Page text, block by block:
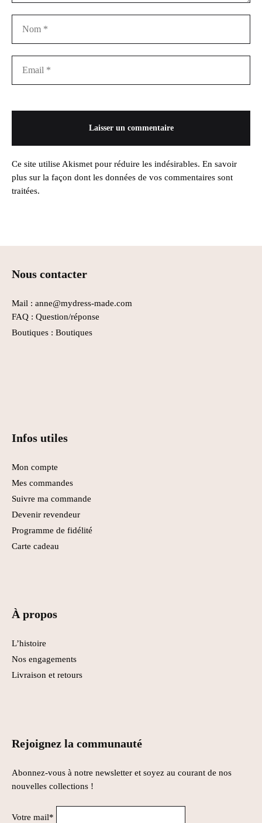
Ce site utilise Akismet pour réduire les indésirables. En savoir
plus sur la façon dont les données de vos commentaires sont
traitées.
Nous contacter
Mail : anne@mydress-made.com
FAQ : Question/réponse
Boutiques : Boutiques
Infos utiles
Mon compte
Mes commandes
Suivre ma commande
Devenir revendeur
Programme de fidélité
Carte cadeau
À propos
L’histoire
Nos engagements
Livraison et retours
Rejoignez la communauté
Abonnez-vous à notre newsletter et soyez au courant de nos
nouvelles collections !
Votre mail*